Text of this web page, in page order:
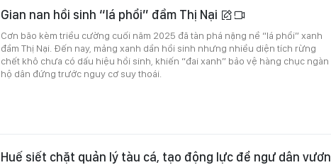
Gian nan hồi sinh “lá phổi” đầm Thị Nại
Cơn bão kèm triều cường cuối năm 2025 đã tàn phá nặng nề “lá phổi” xanh
đầm Thị Nại. Đến nay, mảng xanh dần hồi sinh nhưng nhiều diện tích rừng
chết khô chưa có dấu hiệu hồi sinh, khiến “đai xanh” bảo vệ hàng chục ngàn
hộ dân đứng trước nguy cơ suy thoái.
Huế siết chặt quản lý tàu cá, tạo động lực để ngư dân vươn